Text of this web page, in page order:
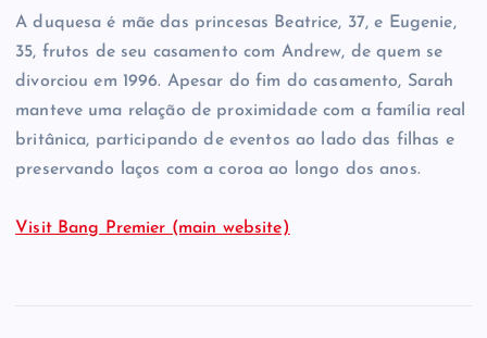
A duquesa é mãe das princesas Beatrice, 37, e Eugenie,
35, frutos de seu casamento com Andrew, de quem se
divorciou em 1996. Apesar do fim do casamento, Sarah
manteve uma relação de proximidade com a família real
britânica, participando de eventos ao lado das filhas e
preservando laços com a coroa ao longo dos anos.
Visit Bang Premier (main website)